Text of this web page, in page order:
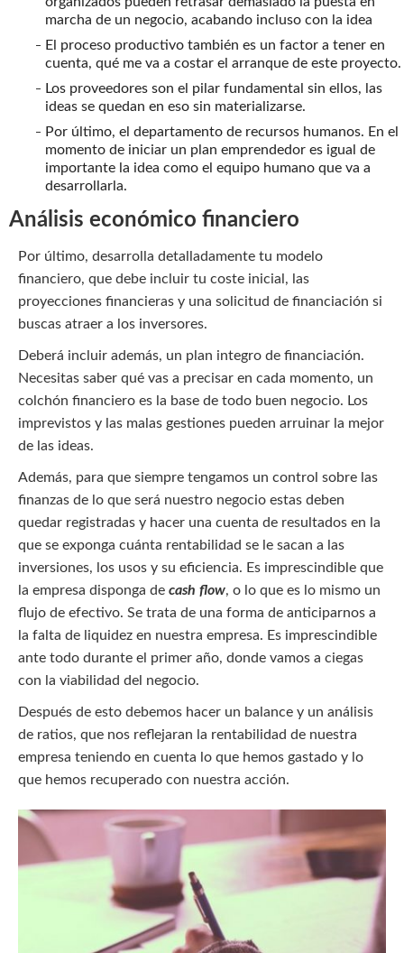
marcha de un negocio, acabando incluso con la idea
El proceso productivo también es un factor a tener en
cuenta, qué me va a costar el arranque de este proyecto.
Los proveedores son el pilar fundamental sin ellos, las
ideas se quedan en eso sin materializarse.
Por último, el departamento de recursos humanos. En el
momento de iniciar un plan emprendedor es igual de
importante la idea como el equipo humano que va a
desarrollarla.
Análisis económico financiero
Por último, desarrolla detalladamente tu modelo
financiero, que debe incluir tu coste inicial, las
proyecciones financieras y una solicitud de financiación si
buscas atraer a los inversores.
Deberá incluir además, un plan integro de financiación.
Necesitas saber qué vas a precisar en cada momento, un
colchón financiero es la base de todo buen negocio. Los
imprevistos y las malas gestiones pueden arruinar la mejor
de las ideas.
Además, para que siempre tengamos un control sobre las
finanzas de lo que será nuestro negocio estas deben
quedar registradas y hacer una cuenta de resultados en la
que se exponga cuánta rentabilidad se le sacan a las
inversiones, los usos y su eficiencia. Es imprescindible que
la empresa disponga de cash flow, o lo que es lo mismo un
flujo de efectivo. Se trata de una forma de anticiparnos a
la falta de liquidez en nuestra empresa. Es imprescindible
ante todo durante el primer año, donde vamos a ciegas
con la viabilidad del negocio.
Después de esto debemos hacer un balance y un análisis
de ratios, que nos reflejaran la rentabilidad de nuestra
empresa teniendo en cuenta lo que hemos gastado y lo
que hemos recuperado con nuestra acción.